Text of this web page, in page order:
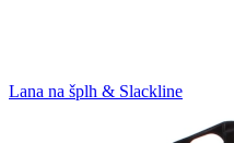
Lana na šplh & Slackline